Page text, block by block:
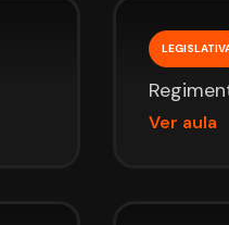
Ver aula